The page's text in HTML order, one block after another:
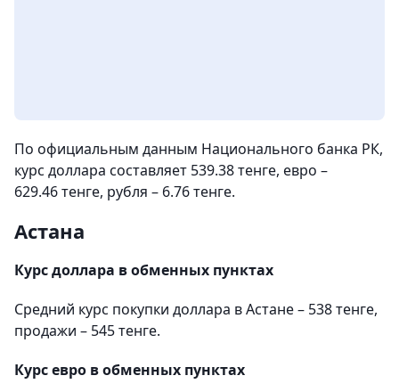
По официальным данным Национального банка РК,
курс доллара составляет 539.38 тенге, евро –
629.46 тенге, рубля – 6.76 тенге.
Астана
Курс доллара в обменных пунктах
Средний курс покупки доллара в Астане – 538 тенге,
продажи – 545 тенге.
Курс евро в обменных пунктах